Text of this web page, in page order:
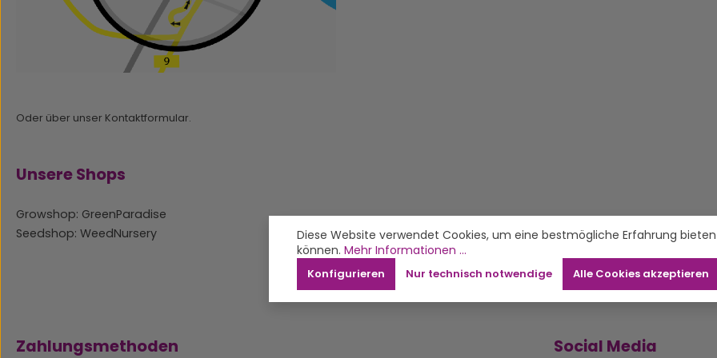
Oder über unser Kontaktformular.
Unsere Shops
Growshop: GreenParadise
Seedshop: WeedNursery
Zahlungsmethoden Social Media
Diese Website verwendet Cookies, um eine bestmögliche Erfahrung
können. Mehr Informationen ...
Nur technisch notwendige
Konfigurieren Alle Cookies akzeptieren